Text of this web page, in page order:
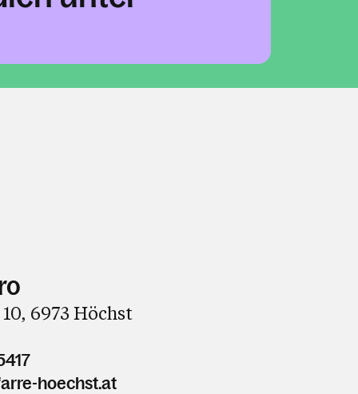
6973 Höchst
hoechst.at